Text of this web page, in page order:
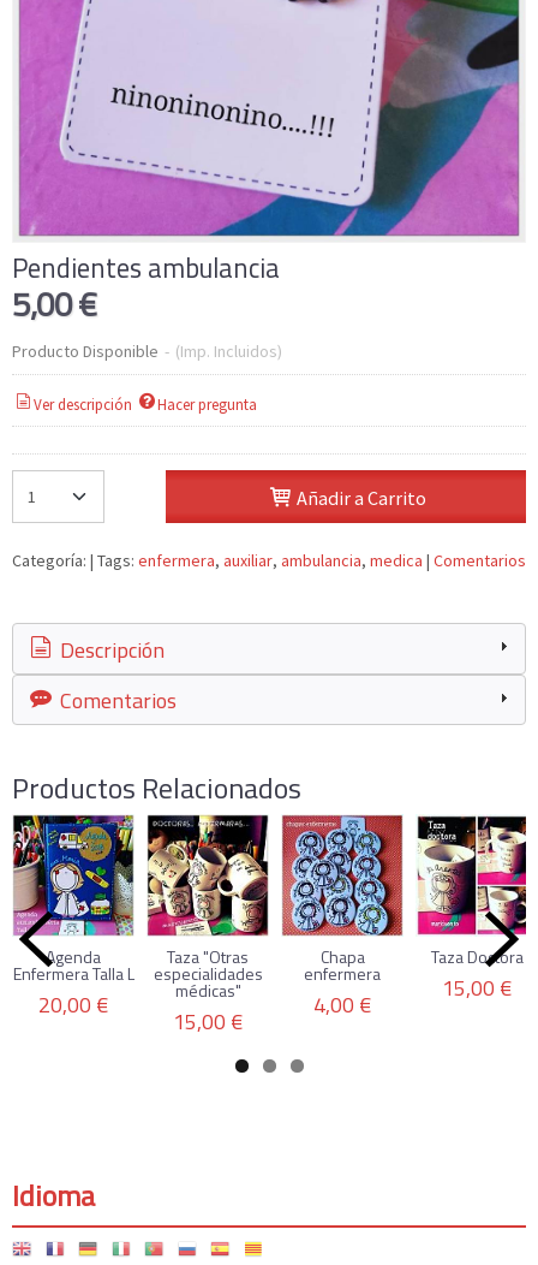
Idioma
Pendientes ambulancia
5,00 €
Producto Disponible - (Imp. Incluidos)
Ver descripción Hacer pregunta
Añadir a Carrito
Categoría: | Tags: enfermera auxiliar ambulancia medica | Comentarios
Descripción
Comentarios
Productos Relacionados
Agenda
Enfermera Talla L
20,00 €
Taza "Otras
especialidades
médicas"
15,00 €
Chapa
enfermera
4,00 €
Taza Doctora
15,00 €